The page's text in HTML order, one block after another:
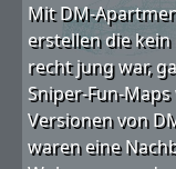
Mit DM-
erstellen die kein
recht jung war,
Sniper-Fun-
Versionen von
waren eine